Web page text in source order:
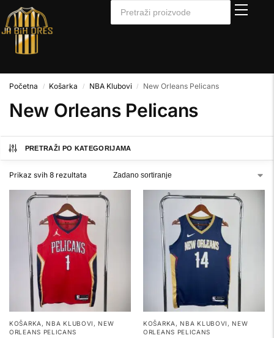
Početna / Košarka / NBA Klubovi / New Orleans Pelicans
New Orleans Pelicans
PRETRAŽI PO KATEGORIJAMA
Prikaz svih 8 rezultata
KOŠARKA ,NBA KLUBOVI ,NEW
ORLEANS PELICANS
KOŠARKA ,NBA KLUBOVI ,NEW
ORLEANS PELICANS